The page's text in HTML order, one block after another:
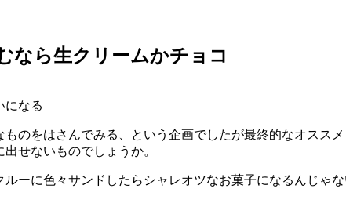
なら生クリームかチョコ
になる
のをはさんでみる、という企画でしたが最終的なオス
せないものでしょうか。
ーに色々サンドしたらシャレオツなお菓子になるんじゃ